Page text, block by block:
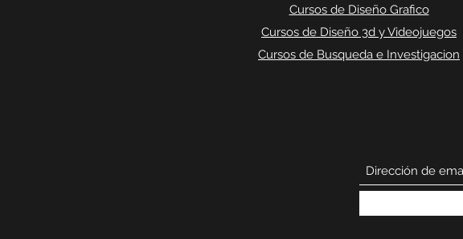
Cursos de Diseño Grafico
Cursos de Diseño 3d y Videojuegos
Cursos de Busqueda e Investigacion